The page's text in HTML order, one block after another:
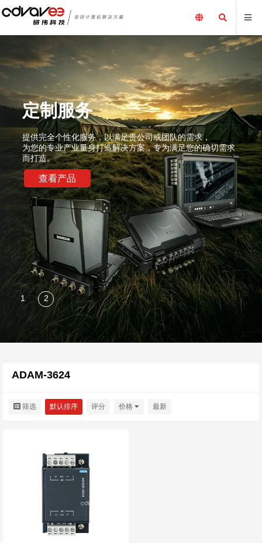
定制服务
提供完全个性化服务，以满足贵公司或团队的需求，
为您的专业产业量身打造解决方案，专为满足您的确切需求
而打造。
查看产品
ADAM-3624
筛选 默认排序 评分 价格 最新